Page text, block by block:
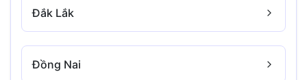
Đắk Lắk
Đồng Nai